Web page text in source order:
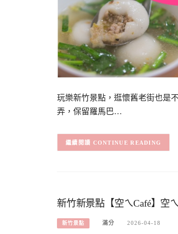
玩樂新竹景點，逛懷舊老街也是
弄，保留羅馬巴…
CONTINUE READING
新竹新景點【空ㄟCafé】空
新竹景點 滿分 2026-04-18